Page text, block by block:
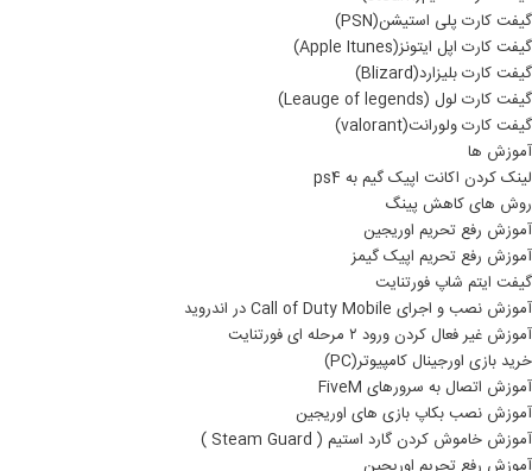
گیفت کارت پلی استیشن(PSN)
گیفت کارت اپل ایتونز(Apple Itunes)
گیفت کارت بلیزارد(Blizard)
گیفت کارت لول (Leauge of legends)
گیفت کارت ولورانت(valorant)
آموزش ها
لینک کردن اکانت اپیک گیم به ps4
روش های کاهش پینگ
آموزش رفع تحریم اوریجین
آموزش رفع تحریم اپیک گیمز
گیفت ایتم شاپ فورتنایت
آموزش نصب و اجرای Call of Duty Mobile در اندروید
آموزش غیر فعال کردن ورود ۲ مرحله ای فورتنایت
خرید بازی اورجینال کامپیوتر(PC)
آموزش اتصال به سرورهای FiveM
آموزش نصب بکاپ بازی های اوریجین
آموزش خاموش کردن گارد استیم ( Steam Guard )